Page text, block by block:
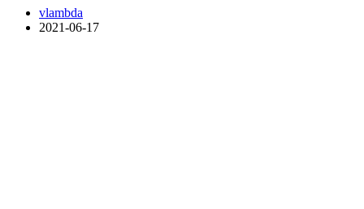
vlambda
2021-06-17